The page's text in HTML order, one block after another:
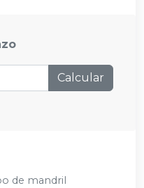
Calcular
de mandril